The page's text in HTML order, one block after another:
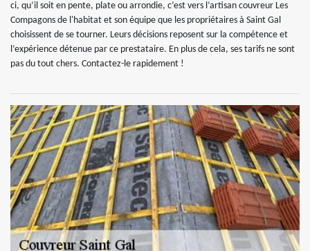
ci, qu’il soit en pente, plate ou arrondie, c’est vers l’artisan couvreur Les
Compagons de l'habitat et son équipe que les propriétaires à Saint Gal
choisissent de se tourner. Leurs décisions reposent sur la compétence et
l’expérience détenue par ce prestataire. En plus de cela, ses tarifs ne sont
pas du tout chers. Contactez-le rapidement !